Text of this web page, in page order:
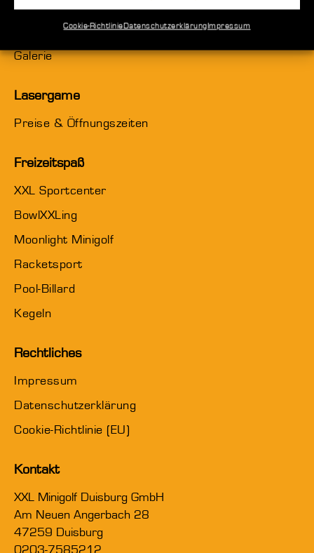
Cookie-RichtlinieDatenschutzerklärungImpressum
Startseite
Galerie
Lasergame
Preise & Öffnungszeiten
Freizeitspaß
XXL Sportcenter
BowlXXLing
Moonlight Minigolf
Racketsport
Pool-Billard
Kegeln
Rechtliches
Impressum
Datenschutzerklärung
Cookie-Richtlinie (EU)
Kontakt
XXL Minigolf Duisburg GmbH
Am Neuen Angerbach 28
47259 Duisburg
0203-7585212